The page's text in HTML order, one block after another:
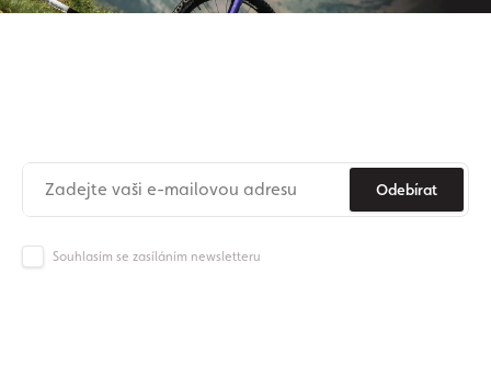
Odebírat
Souhlasím se zasíláním newsletteru